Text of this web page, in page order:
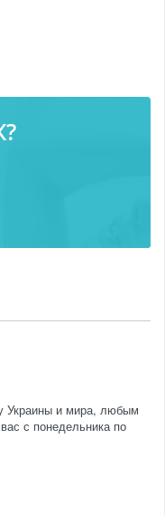
Украины и мира, любым
с понедельника по